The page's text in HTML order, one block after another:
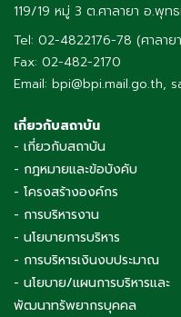
119/19 หมู่ 3 ต.ศาลายา อ.พุ
Tel: 02-4822176-78 (ศาลาย
Fax: 02-482-2170
Email: bpi@bpi.mail.go.th,
เกี่ยวกับสถาบัน
- เกี่ยวกับสถาบัน
- กฎหมายและข้อบังคับ
- โครงสร้างองค์กร
- การบริหารงาน
- นโยบายการบริหาร
- การบริหารเงินงบประมาณ
- นโยบาย/แผนการบริหารและ
พัฒนาทรัพยากรบุคคล